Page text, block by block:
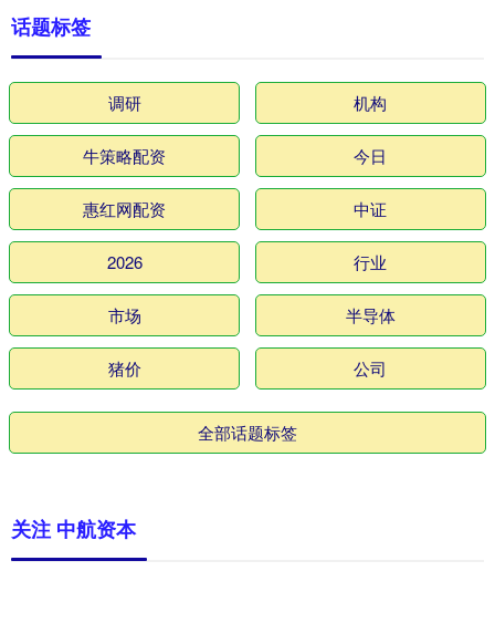
话题标签
调研 机构
牛策略配资 今日
惠红网配资 中证
2026 行业
市场 半导体
猪价 公司
全部话题标签
关注 中航资本